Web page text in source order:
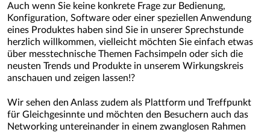
Auch wenn Sie keine konkrete Frage zur Bedienung,
Konfiguration, Software oder einer speziellen Anwendung
eines Produktes haben sind Sie in unserer Sprechstunde
herzlich willkommen, vielleicht möchten Sie einfach etwas
über messtechnische Themen Fachsimpeln oder sich die
neusten Trends und Produkte in unserem Wirkungskreis
anschauen und zeigen lassen!?
Wir sehen den Anlass zudem als Plattform und Treffpunkt
für Gleichgesinnte und möchten den Besuchern auch das
Networking untereinander in einem zwanglosen Rahmen